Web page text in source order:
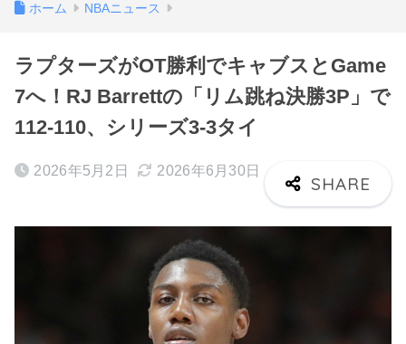
ホーム NBAニュース
ラプターズがOT勝利でキャブスとGame
7へ！RJ Barrettの「リム跳ね決勝3P」で
112-110、シリーズ3-3タイ
2026年5月2日 2026年6月30日